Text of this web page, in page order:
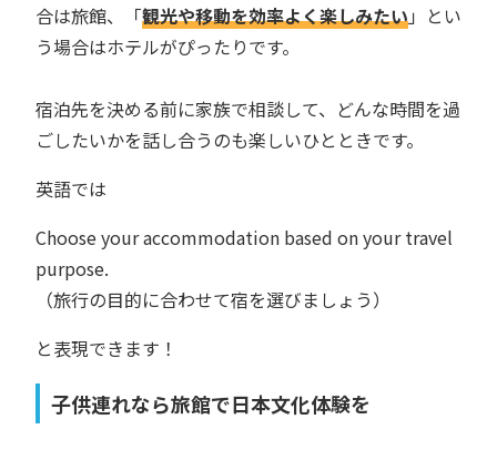
合は旅館、「観光や移動を効率よく楽しみたい」とい
う場合はホテルがぴったりです。
宿泊先を決める前に家族で相談して、どんな時間を過
ごしたいかを話し合うのも楽しいひとときです。
英語では
Choose your accommodation based on your travel
purpose.
（旅行の目的に合わせて宿を選びましょう）
と表現できます！
子供連れなら旅館で日本文化体験を